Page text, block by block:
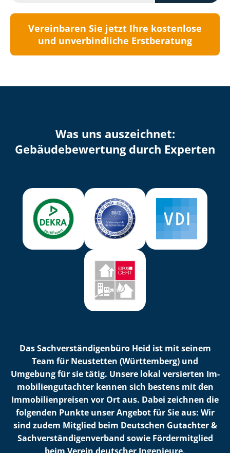
Vereinbaren Sie jetzt Ihre kostenlose
und unverbindliche Erstberatung
Was uns auszeichnet:
Ge­bäu­de­be­wer­tung durch Experten
Das Sach­ver­stän­di­gen­bü­ro Heid ist mit seinem
Team für Neustetten (Württemberg) und
Umgebung für sie tätig. Unsere lokal versierten Im­
mo­bi­li­en­gut­ach­ter kennen sich bestens mit den
Im­mo­bi­li­en­prei­sen vor Ort aus. Dabei zeichnen die
folgenden Punkte unser Angebot für Sie aus: Wir
sind zudem Mitglied beim Deutschen Gutachter &
Sach­ver­stän­di­gen­ver­band sowie Fördermitglied